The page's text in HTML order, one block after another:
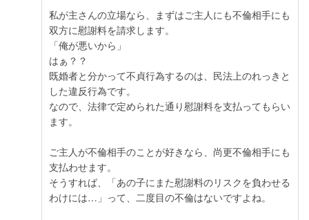
私が主さんの立場なら、まずはご主人にも不倫相手にも
双方に慰謝料を請求します。
「俺が悪いから」
はぁ？？
既婚者と分かって不貞行為するのは、民法上のれっきと
した違反行為です。
なので、法律で定められた通り慰謝料を支払ってもらい
ます。
ご主人が不倫相手のことが好きなら、尚更不倫相手にも
支払わせます。
そうすれば、「あの子にまた慰謝料のリスクを負わせる
わけには…」って、二度目の不倫はないですよね。